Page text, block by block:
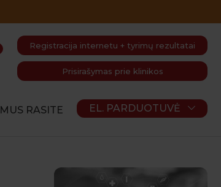
Registracija internetu + tyrimų rezultatai
Prisirašymas prie klinikos
MUS RASITE EL. PARDUOTUVĖ